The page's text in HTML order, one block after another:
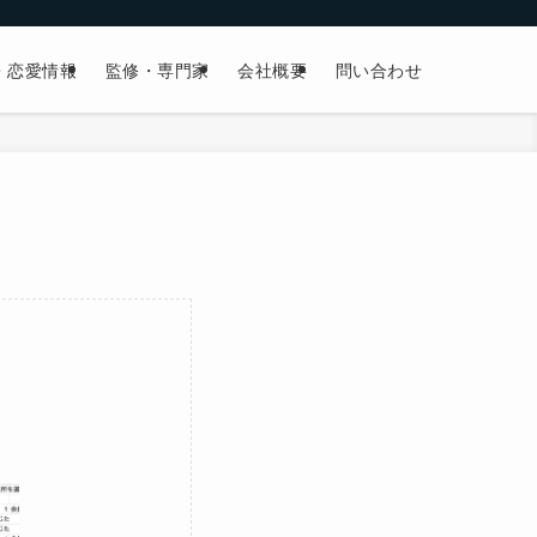
恋愛情報 監修・専門家 会社概要 問い合わせ